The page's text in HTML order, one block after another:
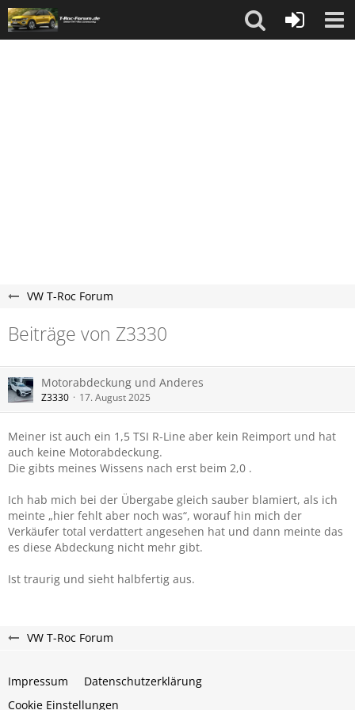
VW T-Roc Forum
Beiträge von Z3330
Motorabdeckung und Anderes
Z3330 17. August 2025
Meiner ist auch ein 1,5 TSI R-Line aber kein Reimport und hat
auch keine Motorabdeckung.
Die gibts meines Wissens nach erst beim 2,0 .
Ich hab mich bei der Übergabe gleich sauber blamiert, als ich
meinte „hier fehlt aber noch was“, worauf hin mich der
Verkäufer total verdattert angesehen hat und dann meinte das
es diese Abdeckung nicht mehr gibt.
Ist traurig und sieht halbfertig aus.
VW T-Roc Forum
Impressum
Datenschutzerklärung
Cookie Einstellungen